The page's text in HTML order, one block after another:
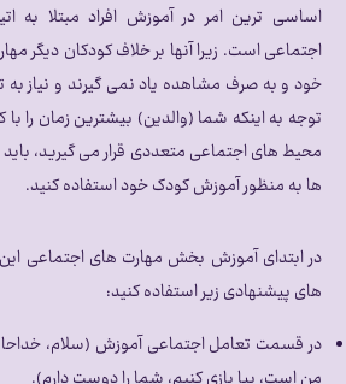
اساسی ترین امر در آموزش افراد مبتلا به
اجتماعی است. زیرا آنها بر خلاف کودکان دیگر
خود و به صرف مشاهده یاد نمی گیرند و نیاز به
توجه به اینکه شما (والدین) بیشترین زمان را با
محیط های اجتماعی متعددی قرار می گیرید،
ها به منظور آموزش کودک خود استفاده کنید.
در ابتدای آموزش بخش مهارت های اجتماعی این
های پیشنهادی زیر استفاده کنید:
در قسمت تعامل اجتماعی آموزش (سلام،